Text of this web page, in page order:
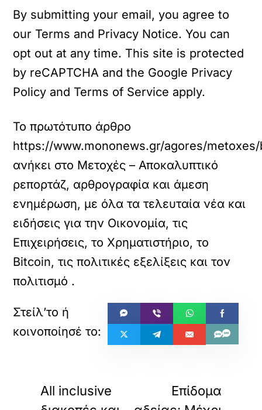
By submitting your email, you agree to
our Terms and Privacy Notice. You can
opt out at any time. This site is protected
by reCAPTCHA and the Google Privacy
Policy and Terms of Service apply.
Το πρωτότυπο άρθρο
https://www.mononews.gr/agores/
ανήκει στο Μετοχές – Αποκαλυπτικό
ρεπορτάζ, αρθρογραφία και άμεση
ενημέρωση, με όλα τα τελευταία νέα και
ειδήσεις για την Οικονομία, τις
Επιχειρήσεις, το Χρηματιστήριο, το
Bitcoin, τις πολιτικές εξελίξεις και τον
πολιτισμό .
All inclusive
Επίδομα